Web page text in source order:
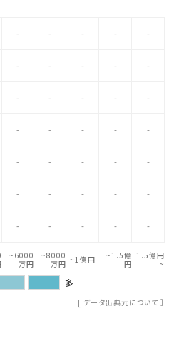
- - - - -
- - - - -
- - - - -
- - - - -
- - - - -
- - - - -
- - - - -
~6000
万円
~8000
万円 ~1億円
~1.5億
円
1.5億円
~
多
[ データ出典元について ］